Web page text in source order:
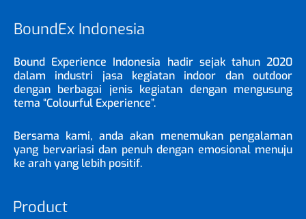
BoundEx Indonesia
Bound Experience Indonesia hadir sejak tahun 2020
dalam industri jasa kegiatan indoor dan outdoor
dengan berbagai jenis kegiatan dengan mengusung
tema “Colourful Experience”.
Bersama kami, anda akan menemukan pengalaman
yang bervariasi dan penuh dengan emosional menuju
ke arah yang lebih positif.
Product